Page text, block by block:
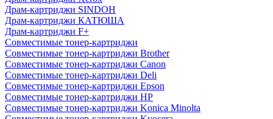
Драм-картриджи SINDOH
Драм-картриджи КАТЮША
Драм-картриджи F+
Совместимые тонер-картриджи
Совместимые тонер-картриджи Brother
Совместимые тонер-картриджи Canon
Совместимые тонер-картриджи Deli
Совместимые тонер-картриджи Epson
Совместимые тонер-картриджи HP
Совместимые тонер-картриджи Konica Minolta